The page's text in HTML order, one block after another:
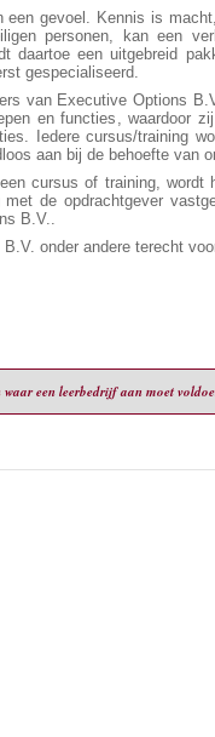
een gevoel. Kennis is
personen, kan een
daartoe een uitgebreid
gespecialiseerd.
van Executive Options
en functies, waardoor
Iedere cursus/training
aan bij de behoefte van
cursus of training,
met de opdrachtgever
B.V..
onder andere terecht
een leerbedrijf aan moet